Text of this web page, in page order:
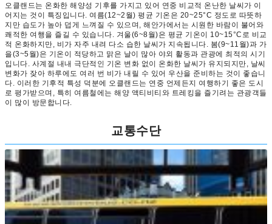
오클랜드는 온화한 해양성 기후를 가지고 있어 연중 비교적 온난한 날씨가 이
어지는 것이 특징입니다. 여름(12~2월) 평균 기온은 20~25°C 정도로 따뜻하
지만 습도가 높아 덥게 느껴질 수 있으며, 해안가에서는 시원한 바람이 불어와
쾌적한 여행을 즐길 수 있습니다. 겨울(6~8월)은 평균 기온이 10~15°C로 비교
적 온화하지만, 비가 자주 내려 다소 습한 날씨가 지속됩니다. 봄(9~11월)과 가
을(3~5월)은 기온이 적당하고 맑은 날이 많아 야외 활동과 관광에 최적의 시기
입니다. 사계절 내내 극단적인 기온 변화 없이 온화한 날씨가 유지되지만, 날씨
변화가 잦아 하루에도 여러 번 비가 내릴 수 있어 우산을 준비하는 것이 좋습니
다. 이러한 기후적 특성 덕분에 오클랜드는 연중 언제든지 여행하기 좋은 도시
로 평가받으며, 특히 여름철에는 해양 액티비티와 트레킹을 즐기려는 관광객들
이 많이 방문합니다.
교통수단